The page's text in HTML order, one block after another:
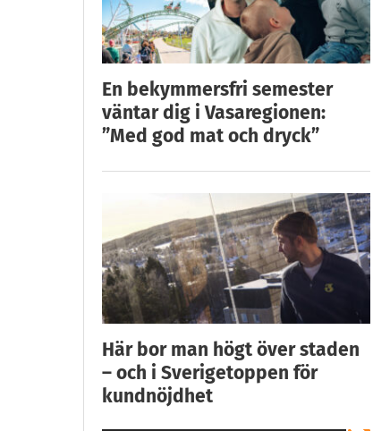
En bekymmersfri semester
väntar dig i Vasaregionen:
”Med god mat och dryck”
Här bor man högt över staden
– och i Sverigetoppen för
kundnöjdhet